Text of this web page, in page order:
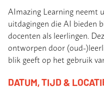
AImazing Learning neemt
uitdagingen die AI bieden
docenten als leerlingen.
ontworpen door (oud-
blik geeft op het gebruik
DATUM, TIJD &